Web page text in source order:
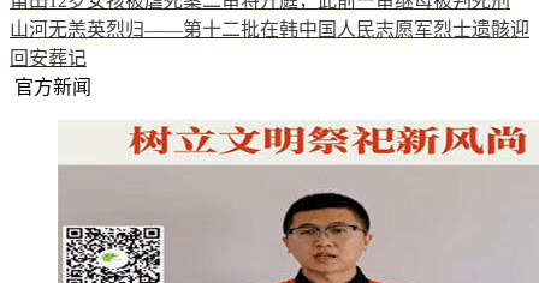
山河无恙英烈归——第十二批在韩中国人民志愿军烈士遗骸迎
回安葬记
官方新闻